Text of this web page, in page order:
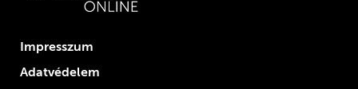
Impresszum
Adatvédelem